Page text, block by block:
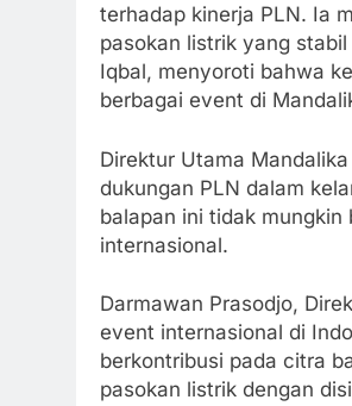
terhadap kinerja PLN. Ia
pasokan listrik yang
Iqbal, menyoroti bahwa
berbagai event di
Direktur Utama
dukungan PLN dalam
balapan ini tidak mungkin
internasional.
Darmawan Prasodjo,
event internasional di
berkontribusi pada citra
pasokan listrik dengan